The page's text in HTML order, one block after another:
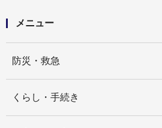
メニュー
防災・救急
くらし・手続き